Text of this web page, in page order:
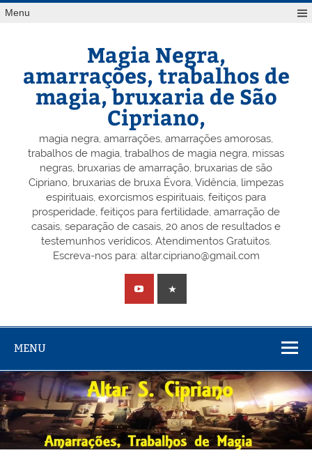
Skip
toMenu
Magia Negra,
amarrações, trabalhos de
magia, bruxaria de São
Cipriano,
magia negra, amarrações, amarrações amorosas,
trabalhos de magia, trabalhos de magia negra, missas
negras, bruxarias de amarração, bruxarias de são
Cipriano, bruxarias de bruxa Évora, Vidência, limpezas
espirituais, exorcismos espirituais, feitiços para
prosperidade, feitiços para fertilidade, amarração de
casais, separação de casais, 20 anos de resultados e
testemunhos verídicos, Atendimentos Gratuitos.
Escreva-nos para: altar.cipriano@gmail.com
MENU